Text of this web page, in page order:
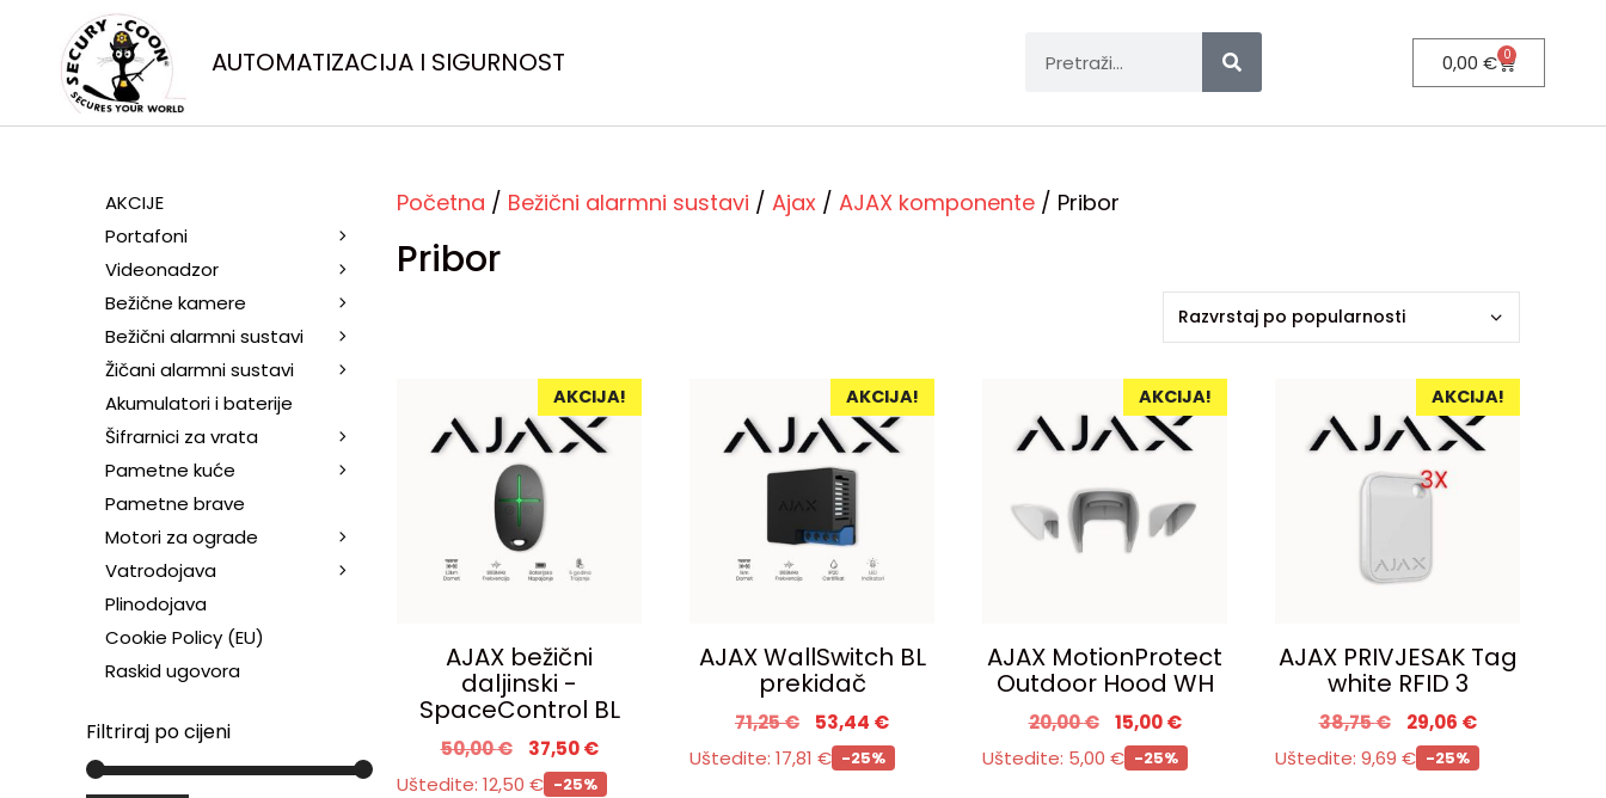
AUTOMATIZACIJA I SIGURNOST 0,00€ 0
Početna / Bežični alarmni sustavi / Ajax / AJAX komponente / Pribor
Pribor
AKCIJA!
AJAX bežični
daljinski -
SpaceControl BL
50,00€ 37,50€
Uštedite: 12,50 € -25%
AKCIJA!
AJAX WallSwitch BL
prekidač
71,25€ 53,44 €
Uštedite: 17,81 € -25%
AKCIJA!
AJAX MotionProtect
Outdoor Hood WH
20,00€ 15,00€
Uštedite: 5,00 € -25%
AKCIJA!
AJAX PRIVJESAK Tag
white RFID 3
38,75€ 29,06 €
Uštedite: 9,69 € -25%
AKCIJE
Portafoni
Videonadzor
Bežične kamere
Bežični alarmni sustavi
Žičani alarmni sustavi
Akumulatori i baterije
Šifrarnici za vrata
Pametne kuće
Pametne brave
Motori za ograde
Vatrodojava
Plinodojava
Cookie Policy (EU)
Raskid ugovora
Filtriraj po cijeni